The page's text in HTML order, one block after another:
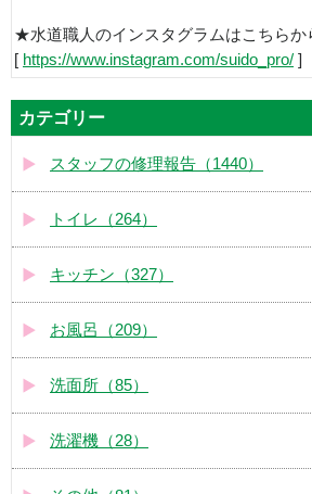
★水道職人のインスタグラムはこちらか
[ https://www.instagram.com/suido_pro/ ]
カテゴリー
スタッフの修理報告（1440）
トイレ（264）
キッチン（327）
お風呂（209）
洗面所（85）
洗濯機（28）